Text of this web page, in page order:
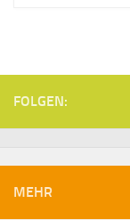
FOLGEN:
MEHR